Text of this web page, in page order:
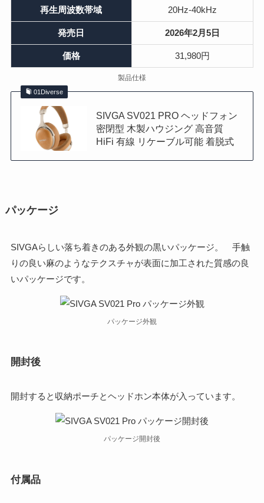
再生周波数帯域 20Hz-40kHz
発売日 2026年2月5日
価格 31,980円
製品仕様
01Diverse
SIVGA SV021 PRO ヘッドフォン
密閉型 木製ハウジング 高音質
HiFi 有線 リケーブル可能 着脱式
パッケージ
SIVGAらしい落ち着きのある外観の黒いパッケージ。 手触
りの良い麻のようなテクスチャが表面に加工された質感の良
いパッケージです。
パッケージ外観
開封後
開封すると収納ポーチとヘッドホン本体が入っています。
パッケージ開封後
付属品